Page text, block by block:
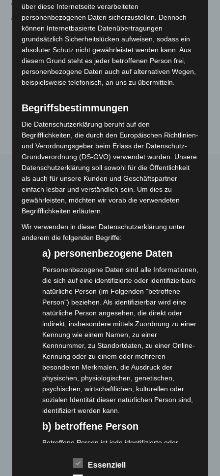
vorheriger Zustimmung gestattet, soweit gesetzlich nicht
ausdrücklich erlaubt.
Volta Motors“ ist eine Marke/Shop derG&C Handels
GmbH & Co. KG, Josef-Bautz-Straße 26, 63457 Hanau,
Deutschland. Vertragspartner ist stets die G&C Handels
GmbH & Co. KG.
Webseite
Cashback-Aktion
Händler werden
Gemeinsam spenden
Jobs
Kontakt
Reklamation einreichen
Über uns
Produktpalette
Elektro-Chopper
Elektro-Fahrräder
Elektro-Kabinenroller
Elektro-Roller
über diese Internetseite verarbeiteten
personenbezogenen Daten sicherzustellen. Dennoch
können Internetbasierte Datenübertragungen
grundsätzlich Sicherheitslücken aufweisen, sodass ein
absoluter Schutz nicht gewährleistet werden kann. Aus
diesem Grund steht es jeder betroffenen Person frei,
personenbezogene Daten auch auf alternativen Wegen,
beispielsweise telefonisch, an uns zu übermitteln.
Begriffsbestimmungen
Die Datenschutzerklärung beruht auf den
Begrifflichkeiten, die durch den Europäischen Richtlinien-
und Verordnungsgeber beim Erlass der Datenschutz-
Grundverordnung (DS-GVO) verwendet wurden. Unsere
Datenschutzerklärung soll sowohl für die Öffentlichkeit
als auch für unsere Kunden und Geschäftspartner
einfach lesbar und verständlich sein. Um dies zu
gewährleisten, möchten wir vorab die verwendeten
Begrifflichkeiten erläutern.
Wir verwenden in dieser Datenschutzerklärung unter
anderem die folgenden Begriffe:
a) personenbezogene Daten
Personenbezogene Daten sind alle Informationen,
die sich auf eine identifizierte oder identifizierbare
natürliche Person (im Folgenden "betroffene
Person") beziehen. Als identifizierbar wird eine
natürliche Person angesehen, die direkt oder
indirekt, insbesondere mittels Zuordnung zu einer
Kennung wie einem Namen, zu einer
Kennnummer, zu Standortdaten, zu einer Online-
Kennung oder zu einem oder mehreren
besonderen Merkmalen, die Ausdruck der
physischen, physiologischen, genetischen,
psychischen, wirtschaftlichen, kulturellen oder
sozialen Identität dieser natürlichen Person sind,
identifiziert werden kann.
b) betroffene Person
Betroffene Person ist jede identifizierte oder
personenbezogene Daten von dem für die
Essenziell